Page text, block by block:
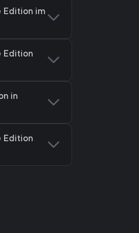
Edition im
Edition
in
Edition